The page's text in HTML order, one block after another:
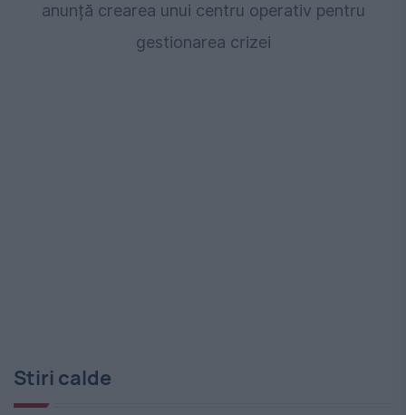
anunță crearea unui centru operativ pentru
gestionarea crizei
Stiri calde